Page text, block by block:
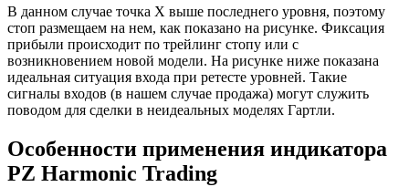
В данном случае точка Х выше последнего уровня, поэтому
стоп размещаем на нем, как показано на рисунке. Фиксация
прибыли происходит по трейлинг стопу или с
возникновением новой модели. На рисунке ниже показана
идеальная ситуация входа при ретесте уровней. Такие
сигналы входов (в нашем случае продажа) могут служить
поводом для сделки в неидеальных моделях Гартли.
Особенности применения индикатора
PZ Harmonic Trading